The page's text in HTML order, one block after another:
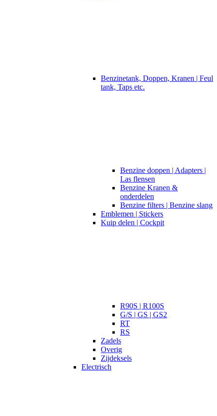
Benzinetank, Doppen, Kranen | Feul
tank, Taps etc.
Benzine doppen | Adapters |
Las flensen
Benzine Kranen &
onderdelen
Benzine filters | Benzine slang
Emblemen | Stickers
Kuip delen | Cockpit
R90S | R100S
G/S | GS | GS2
RT
RS
Zadels
Overig
Zijdeksels
Electrisch